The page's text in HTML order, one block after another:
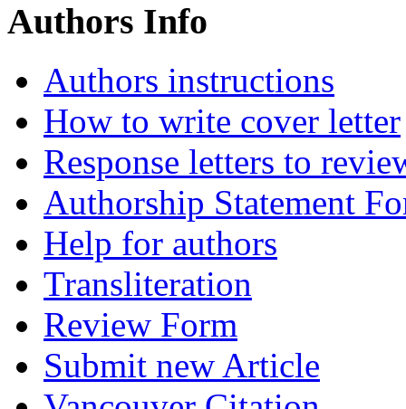
Authors Info
Authors instructions
How to write cover letter
Response letters to
Authorship Statement
Help for authors
Transliteration
Review Form
Submit new Article